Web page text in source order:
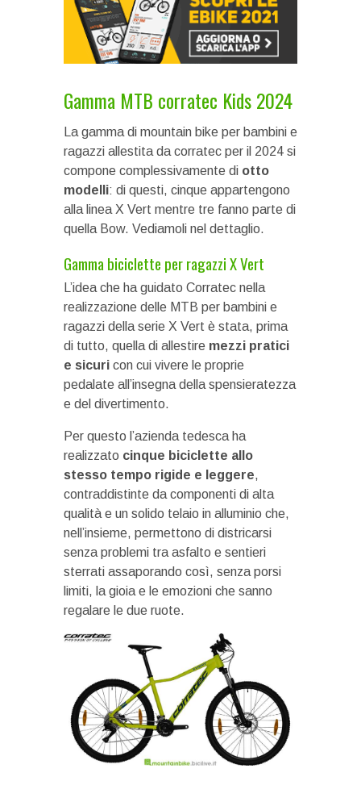
Gamma MTB corratec Kids 2024
La gamma di mountain bike per bambini e
ragazzi allestita da corratec per il 2024 si
compone complessivamente di otto
modelli: di questi, cinque appartengono
alla linea X Vert mentre tre fanno parte di
quella Bow. Vediamoli nel dettaglio.
Gamma biciclette per ragazzi X Vert
L’idea che ha guidato Corratec nella
realizzazione delle MTB per bambini e
ragazzi della serie X Vert è stata, prima
di tutto, quella di allestire mezzi pratici
e sicuri con cui vivere le proprie
pedalate all’insegna della spensieratezza
e del divertimento.
Per questo l’azienda tedesca ha
realizzato cinque biciclette allo
stesso tempo rigide e leggere,
contraddistinte da componenti di alta
qualità e un solido telaio in alluminio che,
nell’insieme, permettono di districarsi
senza problemi tra asfalto e sentieri
sterrati assaporando così, senza porsi
limiti, la gioia e le emozioni che sanno
regalare le due ruote.